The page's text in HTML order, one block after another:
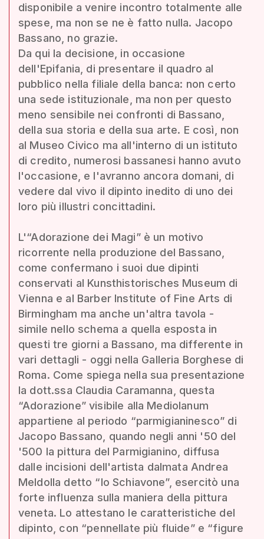
disponibile a venire incontro totalmente alle
spese, ma non se ne è fatto nulla. Jacopo
Bassano, no grazie.
Da qui la decisione, in occasione
dell'Epifania, di presentare il quadro al
pubblico nella filiale della banca: non certo
una sede istituzionale, ma non per questo
meno sensibile nei confronti di Bassano,
della sua storia e della sua arte. E così, non
al Museo Civico ma all'interno di un istituto
di credito, numerosi bassanesi hanno avuto
l'occasione, e l'avranno ancora domani, di
vedere dal vivo il dipinto inedito di uno dei
loro più illustri concittadini.
L'“Adorazione dei Magi” è un motivo
ricorrente nella produzione del Bassano,
come confermano i suoi due dipinti
conservati al Kunsthistorisches Museum di
Vienna e al Barber Institute of Fine Arts di
Birmingham ma anche un'altra tavola -
simile nello schema a quella esposta in
questi tre giorni a Bassano, ma differente in
vari dettagli - oggi nella Galleria Borghese di
Roma. Come spiega nella sua presentazione
la dott.ssa Claudia Caramanna, questa
“Adorazione” visibile alla Mediolanum
appartiene al periodo “parmigianinesco” di
Jacopo Bassano, quando negli anni '50 del
'500 la pittura del Parmigianino, diffusa
dalle incisioni dell'artista dalmata Andrea
Meldolla detto “lo Schiavone”, esercitò una
forte influenza sulla maniera della pittura
veneta. Lo attestano le caratteristiche del
dipinto, con “pennellate più fluide” e “figure